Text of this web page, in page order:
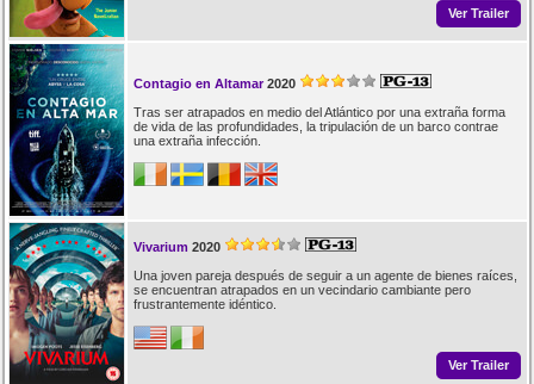
Ver Trailer
Contagio en Altamar 2020
Tras ser atrapados en medio del Atlántico por una extraña forma
de vida de las profundidades, la tripulación de un barco contrae
una extraña infección.
Vivarium 2020
Una joven pareja después de seguir a un agente de bienes raíces,
se encuentran atrapados en un vecindario cambiante pero
frustrantemente idéntico.
Ver Trailer